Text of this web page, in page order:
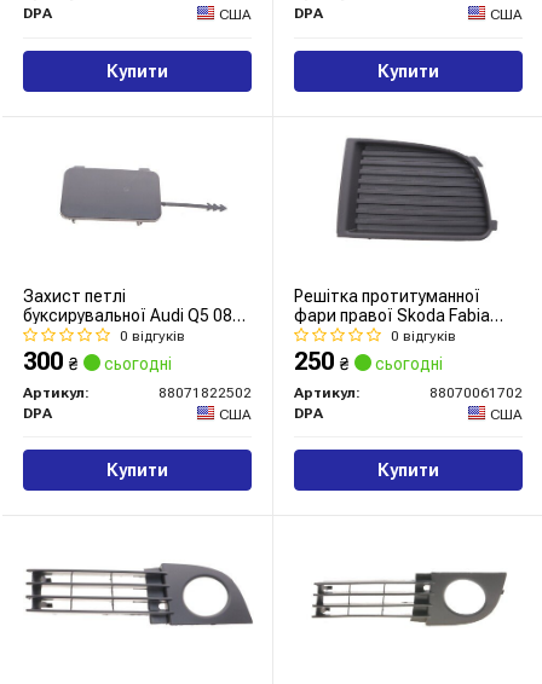
DPA
США
Купити
DPA
США
Купити
Захист петлі
буксирувальної Audi Q5 08-
17 (R)
0 відгуків
300 ₴ сьогодні
Артикул:
88071822502
DPA
США
Купити
Решітка протитуманної
фари правої Skoda Fabia
(00-04) (88070061702) DPA
0 відгуків
250 ₴ сьогодні
Артикул:
88070061702
DPA
США
Купити